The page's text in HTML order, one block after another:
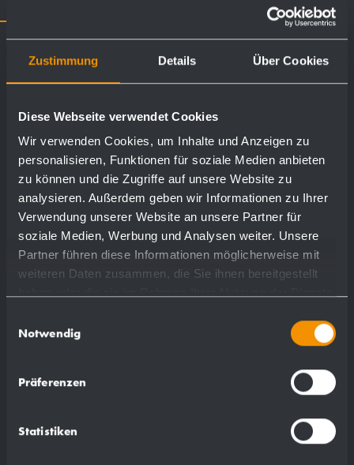
Zustimmung Details Über Cookies
Diese Webseite verwendet Cookies
Wir verwenden Cookies, um Inhalte und Anzeigen zu
personalisieren, Funktionen für soziale Medien anbieten
zu können und die Zugriffe auf unsere Website zu
analysieren. Außerdem geben wir Informationen zu Ihrer
Verwendung unserer Website an unsere Partner für
soziale Medien, Werbung und Analysen weiter. Unsere
Partner führen diese Informationen möglicherweise mit
weiteren Daten zusammen, die Sie ihnen bereitgestellt
Notwendig
Präferenzen
Statistiken